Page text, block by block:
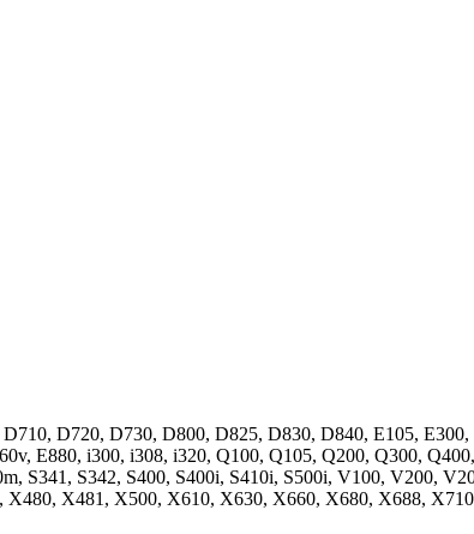
D720, D730, D800, D825, D830, D840, E105,
E880, i300, i308, i320, Q100, Q105, Q200, Q300,
S341, S342, S400, S400i, S410i, S500i, V100, V200,
X481, X500, X610, X630, X660, X680, X688,